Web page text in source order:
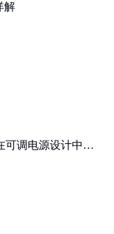
解
可调电源设计中的